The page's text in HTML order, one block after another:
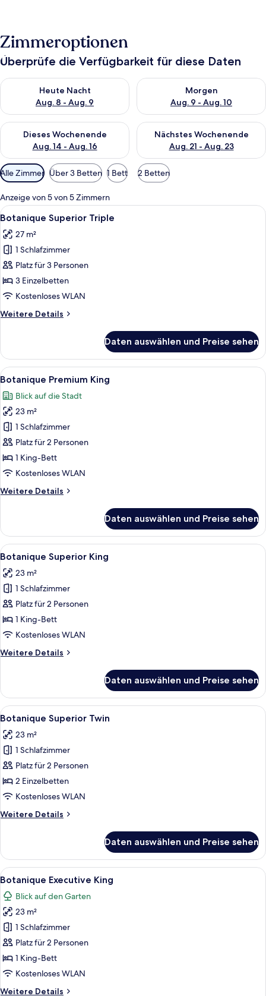
Zimmeroptionen
Überprüfe die Verfügbarkeit für diese Daten
Heute Nacht
Aug. 8 - Aug. 9
Überprüfe die Verfügbarkeit für heute Nacht, Aug. 8 - Aug. 9.
Morgen
Aug. 9 - Aug. 10
Überprüfe die Verfügbarkeit
Dieses Wochenende
Aug. 14 - Aug. 16
Überprüfe die Verfügbarkeit für dieses Wochenende, Aug. 14
Nächstes Wochenende
Aug. 21 - Aug. 23
Überprüfe die Verfügbarkeit
Verfügbare
Filter
für
Zimmer
Alle Zimmer Über 3 Betten 1 Bett 2 Betten
Anzeige von 5 von 5 Zimmern
Alle
Fotos
für
Botanique
Superior
Triple
anzeigen
Ein Hotelzimmer mit einem großen
10
Botanique Superior Triple
27 m²
1 Schlafzimmer
Platz für 3 Personen
3 Einzelbetten
Kostenloses WLAN
Weitere Details
Weitere
Superior
Triple
Daten auswählen und Preise sehen
Alle
Fotos
für
Botanique
Premium
King
anzeigen
Ein Hotelzimmer mit einem Bett,
14
Botanique Premium King
Blick auf die Stadt
23 m²
1 Schlafzimmer
Platz für 2 Personen
1 King-Bett
Kostenloses WLAN
Weitere Details
Weitere
Premium
King
Daten auswählen und Preise sehen
Alle
Fotos
für
Botanique
Superior
King
anzeigen
Ein modernes Hotelzimmer mit
11
Botanique Superior King
23 m²
1 Schlafzimmer
Platz für 2 Personen
1 King-Bett
Kostenloses WLAN
Weitere Details
Weitere
Superior
King
Daten auswählen und Preise sehen
Alle
Fotos
für
Botanique
Superior
Twin
anzeigen
Ein Hotelzimmer mit zwei Betten,
9
Botanique Superior Twin
23 m²
1 Schlafzimmer
Platz für 2 Personen
2 Einzelbetten
Kostenloses WLAN
Weitere Details
Weitere
Superior
Twin
Daten auswählen und Preise sehen
Alle
Fotos
für
Botanique
Executive
King
anzeigen
Ein Hotelzimmer mit einem
14
Botanique Executive King
Blick auf den Garten
23 m²
1 Schlafzimmer
Platz für 2 Personen
1 King-Bett
Kostenloses WLAN
Weitere Details
Weitere